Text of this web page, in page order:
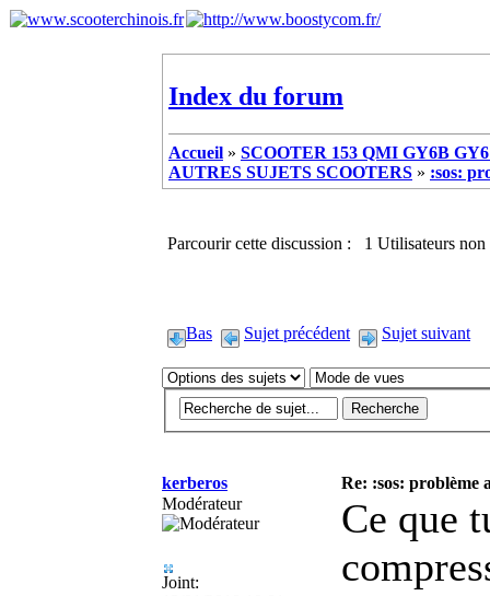
Index du forum
Accueil » SCOOTER 153 QMI GY6B
AUTRES SUJETS SCOOTERS » :sos:
Parcourir cette discussion : 1 Utilisateurs non
Bas Sujet précédent Sujet suivant
kerberos
Re: :sos: problème
Modérateur
Joint:
Ce que